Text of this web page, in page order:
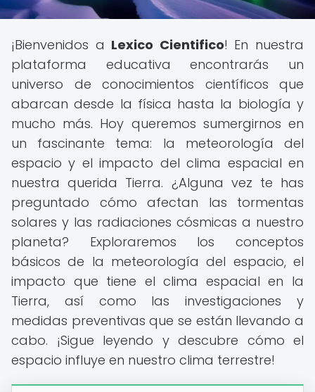
¡Bienvenidos a Lexico Cientifico! En nuestra
plataforma educativa encontrarás un
universo de conocimientos científicos que
abarcan desde la física hasta la biología y
mucho más. Hoy queremos sumergirnos en
un fascinante tema: la meteorología del
espacio y el impacto del clima espacial en
nuestra querida Tierra. ¿Alguna vez te has
preguntado cómo afectan las tormentas
solares y las radiaciones cósmicas a nuestro
planeta? Exploraremos los conceptos
básicos de la meteorología del espacio, el
impacto que tiene el clima espacial en la
Tierra, así como las investigaciones y
medidas preventivas que se están llevando a
cabo. ¡Sigue leyendo y descubre cómo el
espacio influye en nuestro clima terrestre!